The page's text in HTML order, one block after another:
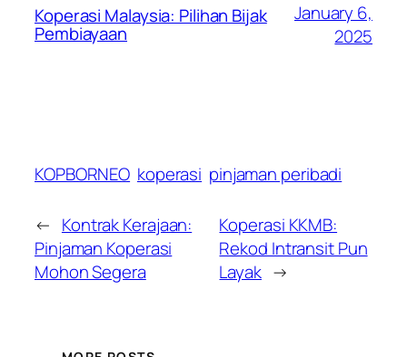
Koperasi Malaysia: Pilihan Bijak
Pembiayaan
January 6,
2025
KOPBORNEO koperasi pinjaman peribadi
← Kontrak Kerajaan:
Pinjaman Koperasi
Mohon Segera
Koperasi KKMB:
Rekod Intransit Pun
Layak →